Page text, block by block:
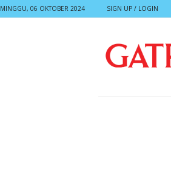
MINGGU, 06 OKTOBER 2024 SIGN UP / LOGIN